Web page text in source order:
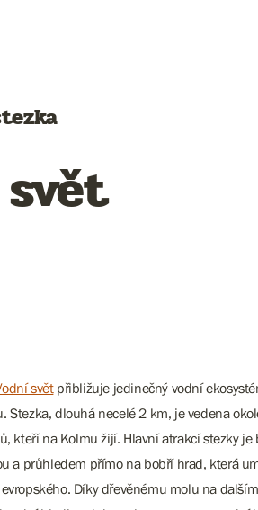
světpřibližuje jedinečný vodní
Stezka, dlouhá necelé 2 km, je vedena
kteří na Kolmu žijí. Hlavní atrakcí stezky
a průhledem přímo na bobří hrad, která
Díky dřevěnému molu na